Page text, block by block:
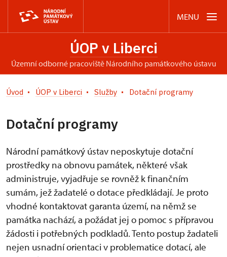
MENU
ÚOP v Liberci
územní odborné pracoviště Národního památkového ústavu
Úvod ÚOP v Liberci Služby Dotační programy
Dotační programy
Národní památkový ústav neposkytuje dotační
prostředky na obnovu památek, některé však
administruje, vyjadřuje se rovněž k finančním
sumám, jež žadatelé o dotace předkládají. Je proto
vhodné kontaktovat garanta území, na němž se
památka nachází, a požádat jej o pomoc s přípravou
žádosti i potřebných podkladů. Tento postup žadateli
nejen usnadní orientaci v problematice dotací, ale